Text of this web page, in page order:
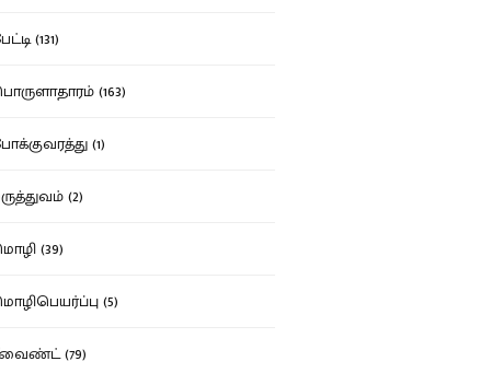
(131)
(163)
(1)
(2)
(39)
(5)
(79)